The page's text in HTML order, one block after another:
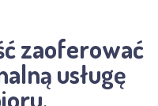
zaoferować
usługę